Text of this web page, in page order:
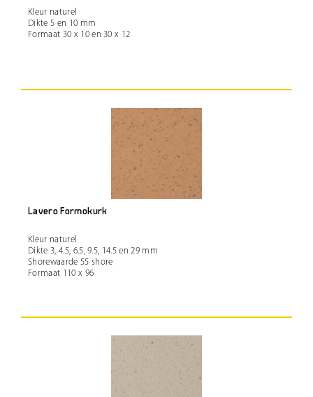
Kleur naturel
Dikte 5 en 10 mm
Formaat 30 x 10 en 30 x 12
Lavero Formokurk
Kleur naturel
Dikte 3, 4.5, 6.5, 9.5, 14.5 en 29 mm
Shorewaarde 55 shore
Formaat 110 x 96